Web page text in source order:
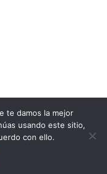
te damos la mejor
usando este sitio,
con ello.